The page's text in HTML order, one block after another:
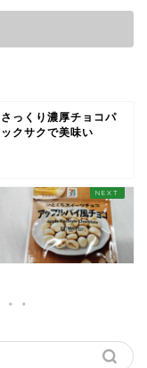
っくり濃厚チョコパ
クサクで美味い